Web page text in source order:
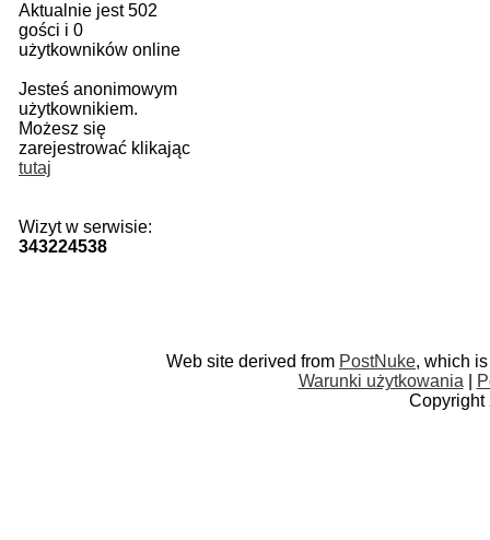
Aktualnie jest 502
gości i 0
użytkowników online
Jesteś anonimowym
użytkownikiem.
Możesz się
zarejestrować klikając
tutaj
Wizyt w serwisie:
343224538
Web site derived from PostNuke, which
Warunki użytkowania
Copyright